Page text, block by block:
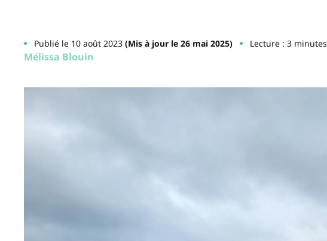
Publié le 10 août 2023(Mis à jour le 26 mai 2025) Lecture : 3 minutes
Mélissa Blouin